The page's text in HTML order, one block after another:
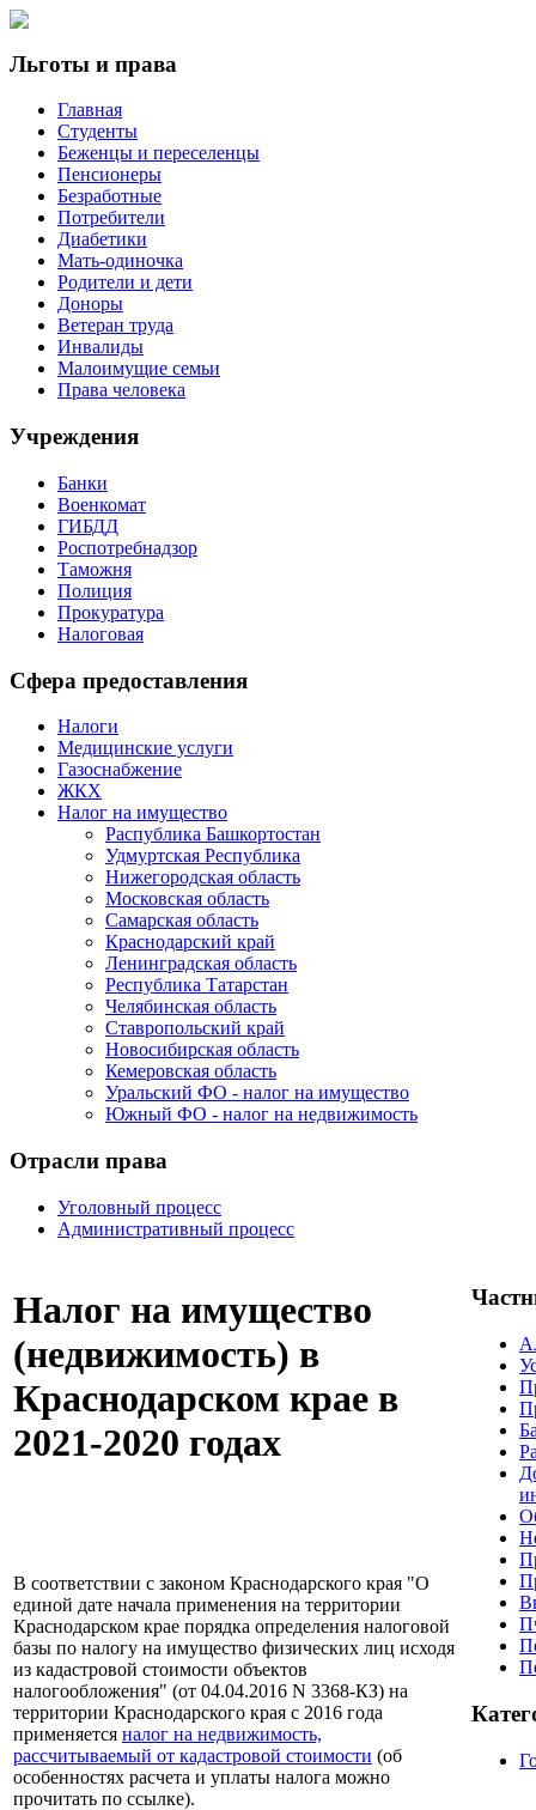
Льготы и права
Главная
Студенты
Беженцы и переселенцы
Пенсионеры
Безработные
Потребители
Диабетики
Мать-одиночка
Родители и дети
Доноры
Ветеран труда
Инвалиды
Малоимущие семьи
Права человека
Учреждения
Банки
Военкомат
ГИБДД
Роспотребнадзор
Таможня
Полиция
Прокуратура
Налоговая
Сфера предоставления
Налоги
Медицинские услуги
Газоснабжение
ЖКХ
Налог на имущество
Распублика Башкортостан
Удмуртская Республика
Нижегородская область
Московская область
Самарская область
Краснодарский край
Ленинградская область
Республика Татарстан
Челябинская область
Ставропольский край
Новосибирская область
Кемеровская область
Уральский ФО - налог на имущество
Южный ФО - налог на недвижимость
Отрасли права
Уголовный процесс
Административный процесс
Налог на имущество
(недвижимость) в
Краснодарском крае в
2021-2020 годах
В соответствии с законом Краснодарского края "О
единой дате начала применения на территории
Краснодарском крае порядка определения налоговой
базы по налогу на имущество физических лиц исходя
из кадастровой стоимости объектов
налогообложения" (от 04.04.2016 N 3368-КЗ) на
территории Краснодарского края с 2016 года
применяется налог на недвижимость,
рассчитываемый от кадастровой стоимости (об
особенностях расчета и уплаты налога можно
прочитать по ссылке).